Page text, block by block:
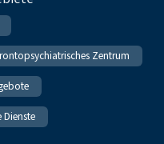
Zentrum
Dienste